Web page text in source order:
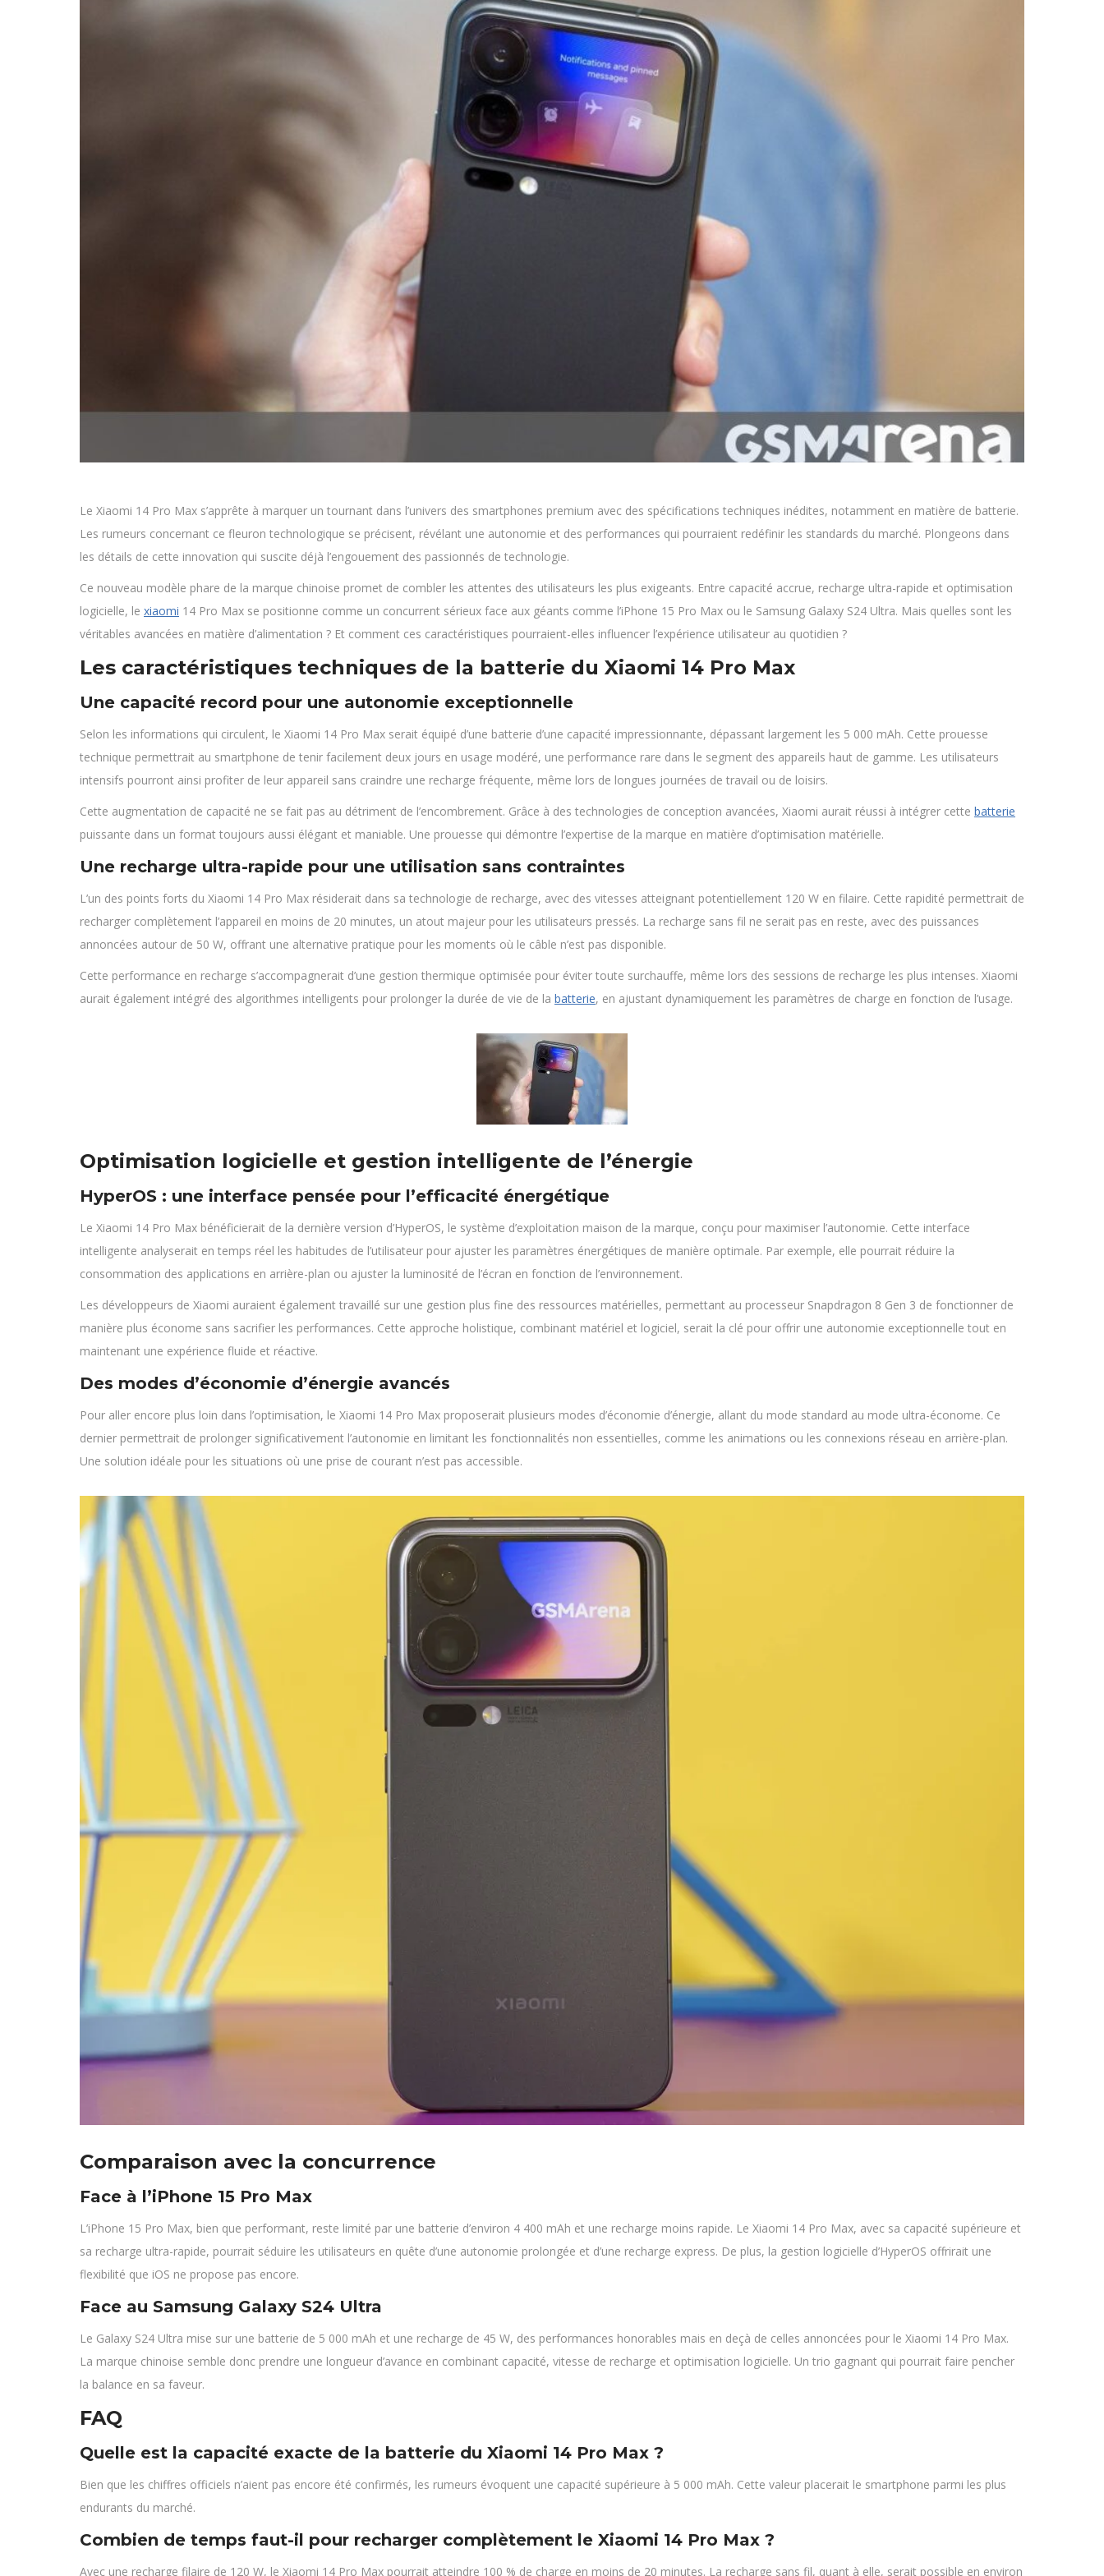
Le Xiaomi 14 Pro Max s’apprête à marquer un tournant dans l’univers des smartphones premium avec des spécifications techniques inédites, notamment en matière de batterie.
Les rumeurs concernant ce fleuron technologique se précisent, révélant une autonomie et des performances qui pourraient redéfinir les standards du marché. Plongeons dans
les détails de cette innovation qui suscite déjà l’engouement des passionnés de technologie.
Ce nouveau modèle phare de la marque chinoise promet de combler les attentes des utilisateurs les plus exigeants. Entre capacité accrue, recharge ultra-rapide et optimisation
logicielle, le xiaomi 14 Pro Max se positionne comme un concurrent sérieux face aux géants comme l’iPhone 15 Pro Max ou le Samsung Galaxy S24 Ultra. Mais quelles sont les
véritables avancées en matière d’alimentation ? Et comment ces caractéristiques pourraient-elles influencer l’expérience utilisateur au quotidien ?
Les caractéristiques techniques de la batterie du Xiaomi 14 Pro Max
Une capacité record pour une autonomie exceptionnelle
Selon les informations qui circulent, le Xiaomi 14 Pro Max serait équipé d’une batterie d’une capacité impressionnante, dépassant largement les 5 000 mAh. Cette prouesse
technique permettrait au smartphone de tenir facilement deux jours en usage modéré, une performance rare dans le segment des appareils haut de gamme. Les utilisateurs
intensifs pourront ainsi profiter de leur appareil sans craindre une recharge fréquente, même lors de longues journées de travail ou de loisirs.
Cette augmentation de capacité ne se fait pas au détriment de l’encombrement. Grâce à des technologies de conception avancées, Xiaomi aurait réussi à intégrer cette batterie
puissante dans un format toujours aussi élégant et maniable. Une prouesse qui démontre l’expertise de la marque en matière d’optimisation matérielle.
Une recharge ultra-rapide pour une utilisation sans contraintes
L’un des points forts du Xiaomi 14 Pro Max résiderait dans sa technologie de recharge, avec des vitesses atteignant potentiellement 120 W en filaire. Cette rapidité permettrait de
recharger complètement l’appareil en moins de 20 minutes, un atout majeur pour les utilisateurs pressés. La recharge sans fil ne serait pas en reste, avec des puissances
annoncées autour de 50 W, offrant une alternative pratique pour les moments où le câble n’est pas disponible.
Cette performance en recharge s’accompagnerait d’une gestion thermique optimisée pour éviter toute surchauffe, même lors des sessions de recharge les plus intenses. Xiaomi
aurait également intégré des algorithmes intelligents pour prolonger la durée de vie de la batterie, en ajustant dynamiquement les paramètres de charge en fonction de l’usage.
Optimisation logicielle et gestion intelligente de l’énergie
HyperOS : une interface pensée pour l’efficacité énergétique
Le Xiaomi 14 Pro Max bénéficierait de la dernière version d’HyperOS, le système d’exploitation maison de la marque, conçu pour maximiser l’autonomie. Cette interface
intelligente analyserait en temps réel les habitudes de l’utilisateur pour ajuster les paramètres énergétiques de manière optimale. Par exemple, elle pourrait réduire la
consommation des applications en arrière-plan ou ajuster la luminosité de l’écran en fonction de l’environnement.
Les développeurs de Xiaomi auraient également travaillé sur une gestion plus fine des ressources matérielles, permettant au processeur Snapdragon 8 Gen 3 de fonctionner de
manière plus économe sans sacrifier les performances. Cette approche holistique, combinant matériel et logiciel, serait la clé pour offrir une autonomie exceptionnelle tout en
maintenant une expérience fluide et réactive.
Des modes d’économie d’énergie avancés
Pour aller encore plus loin dans l’optimisation, le Xiaomi 14 Pro Max proposerait plusieurs modes d’économie d’énergie, allant du mode standard au mode ultra-économe. Ce
dernier permettrait de prolonger significativement l’autonomie en limitant les fonctionnalités non essentielles, comme les animations ou les connexions réseau en arrière-plan.
Une solution idéale pour les situations où une prise de courant n’est pas accessible.
Comparaison avec la concurrence
Face à l’iPhone 15 Pro Max
L’iPhone 15 Pro Max, bien que performant, reste limité par une batterie d’environ 4 400 mAh et une recharge moins rapide. Le Xiaomi 14 Pro Max, avec sa capacité supérieure et
sa recharge ultra-rapide, pourrait séduire les utilisateurs en quête d’une autonomie prolongée et d’une recharge express. De plus, la gestion logicielle d’HyperOS offrirait une
flexibilité que iOS ne propose pas encore.
Face au Samsung Galaxy S24 Ultra
Le Galaxy S24 Ultra mise sur une batterie de 5 000 mAh et une recharge de 45 W, des performances honorables mais en deçà de celles annoncées pour le Xiaomi 14 Pro Max.
La marque chinoise semble donc prendre une longueur d’avance en combinant capacité, vitesse de recharge et optimisation logicielle. Un trio gagnant qui pourrait faire pencher
la balance en sa faveur.
FAQ
Quelle est la capacité exacte de la batterie du Xiaomi 14 Pro Max ?
Bien que les chiffres officiels n’aient pas encore été confirmés, les rumeurs évoquent une capacité supérieure à 5 000 mAh. Cette valeur placerait le smartphone parmi les plus
endurants du marché.
Combien de temps faut-il pour recharger complètement le Xiaomi 14 Pro Max ?
Avec une recharge filaire de 120 W, le Xiaomi 14 Pro Max pourrait atteindre 100 % de charge en moins de 20 minutes. La recharge sans fil, quant à elle, serait possible en environ